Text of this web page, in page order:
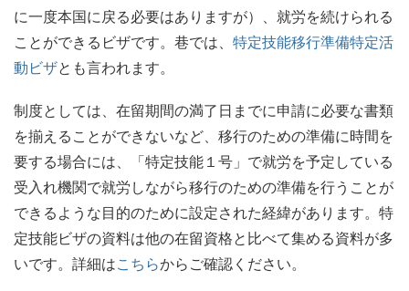
に一度本国に戻る必要はありますが）、就労を続けられる
ことができるビザです。巷では、 特定技能移行準備特定活
動ビザとも言われます。
制度としては、在留期間の満了日までに申請に必要な書類
を揃えることができないなど、移行のための準備に時間を
要する場合には、「特定技能１号」で就労を予定している
受入れ機関で就労しながら移行のための準備を行うことが
できるような目的のために設定された経緯があります。特
定技能ビザの資料は他の在留資格と比べて集める資料が多
いです。詳細はこちらからご確認ください。